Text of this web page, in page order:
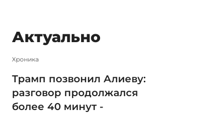
Актуально
Xроника
Трамп позвонил Алиеву:
разговор продолжался
более 40 минут -